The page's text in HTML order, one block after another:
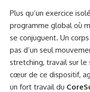
Plus qu’un exercice
programme global où
se conjuguent. Un corps
pas d’un seul
stretching, travail sur
cœur de ce dispositif,
un fort travail du